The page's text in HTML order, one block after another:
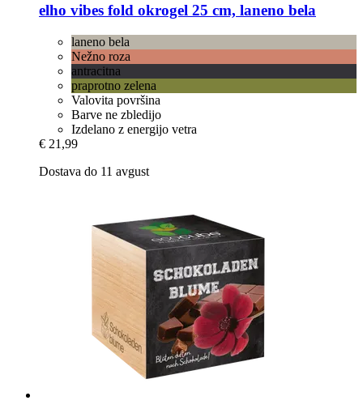
elho vibes fold okrogel 25 cm, laneno bela
laneno bela
Nežno roza
antracitna
praprotno zelena
Valovita površina
Barve ne zbledijo
Izdelano z energijo vetra
€ 21,99
Dostava do 11 avgust